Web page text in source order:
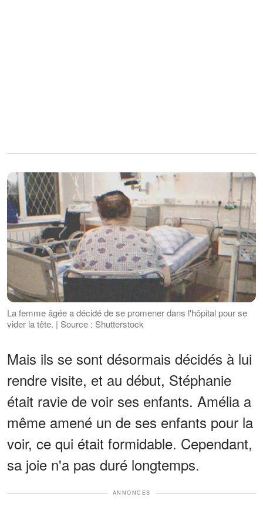
La femme âgée a décidé de se promener dans l'hôpital pour se
vider la tête. | Source : Shutterstock
Mais ils se sont désormais décidés à lui
rendre visite, et au début, Stéphanie
était ravie de voir ses enfants. Amélia a
même amené un de ses enfants pour la
voir, ce qui était formidable. Cependant,
sa joie n'a pas duré longtemps.
ANNONCES